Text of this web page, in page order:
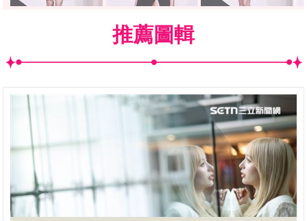
推薦圖輯